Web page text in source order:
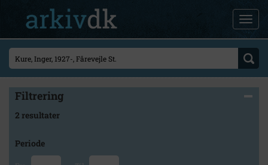
Filtrering
2 resultater
Periode